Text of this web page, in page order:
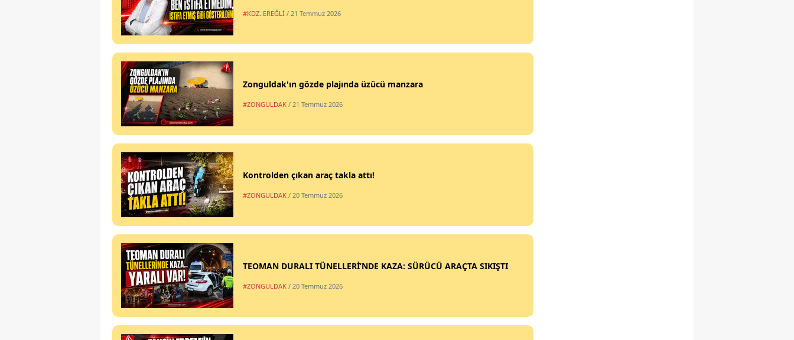
#KDZ. EREĞLİ / 21 Temmuz 2026
Zonguldak'ın gözde plajında üzücü manzara
#ZONGULDAK / 21 Temmuz 2026
Kontrolden çıkan araç takla attı!
#ZONGULDAK / 20 Temmuz 2026
TEOMAN DURALI TÜNELLERİ’NDE KAZA: SÜRÜCÜ ARAÇTA SIKIŞTI
#ZONGULDAK / 20 Temmuz 2026